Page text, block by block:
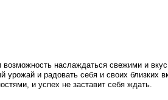
наслаждаться свежими и
урожай и радовать себя и своих близких
и успех не заставит себя ждать.